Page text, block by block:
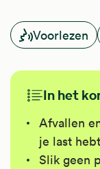
Voorlezen
In het
Afvallen
je last
Slik geen